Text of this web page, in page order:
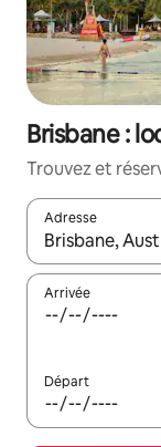
Brisbane :
Trouvez et
Adresse
Lorsque les
Arrivée
Départ